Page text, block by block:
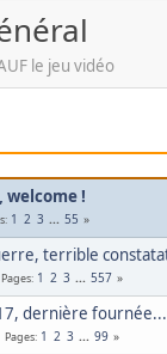
le jeu vidéo
!
1 2 3 ... 55
terrible
Pages 1 2 3 ... 557
dernière fournée...
Pages 1 2 3 ... 99